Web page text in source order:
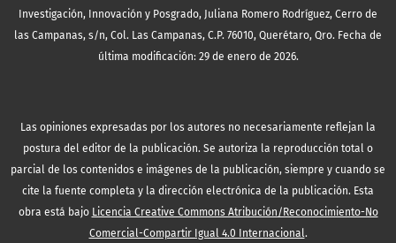
Investigación, Innovación y Posgrado, Juliana Romero Rodríguez, Cerro de
las Campanas, s/n, Col. Las Campanas, C.P. 76010, Querétaro, Qro. Fecha de
última modificación: 29 de enero de 2026.
Las opiniones expresadas por los autores no necesariamente reflejan la
postura del editor de la publicación. Se autoriza la reproducción total o
parcial de los contenidos e imágenes de la publicación, siempre y cuando se
cite la fuente completa y la dirección electrónica de la publicación. Esta
obra está bajo Licencia Creative Commons Atribución/Reconocimiento-No
Comercial-Compartir Igual 4.0 Internacional.